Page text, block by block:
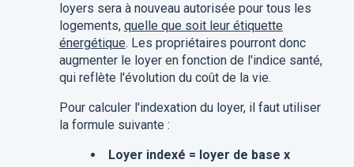
loyers sera à nouveau autorisée pour tous les
logements, quelle que soit leur étiquette
énergétique. Les propriétaires pourront donc
augmenter le loyer en fonction de l'indice santé,
qui reflète l'évolution du coût de la vie.
Pour calculer l'indexation du loyer, il faut utiliser
la formule suivante :
Loyer indexé = loyer de base x